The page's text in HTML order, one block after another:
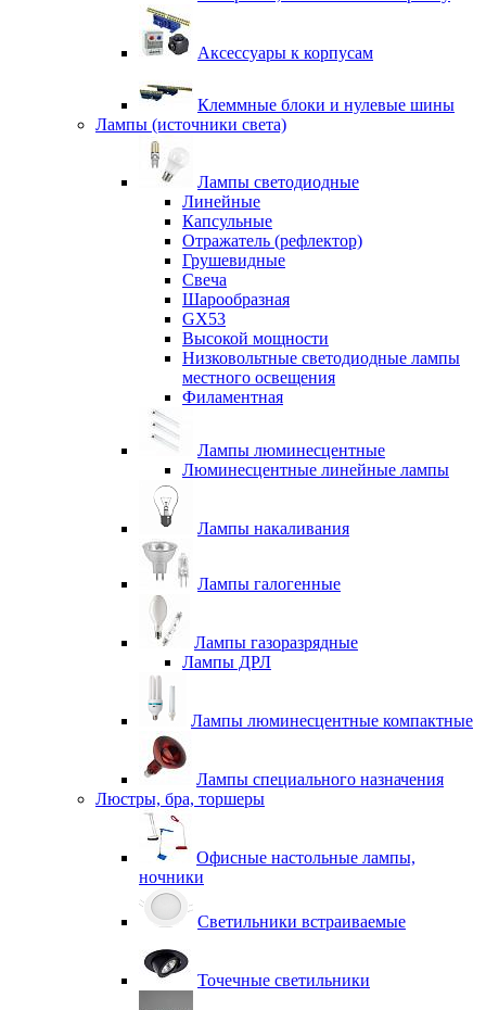
Аксессуары к корпусам
Клеммные блоки и нулевые шины
Лампы (источники света)
Лампы светодиодные
Линейные
Капсульные
Отражатель (рефлектор)
Грушевидные
Свеча
Шарообразная
GX53
Высокой мощности
Низковольтные светодиодные лампы
местного освещения
Филаментная
Лампы люминесцентные
Люминесцентные линейные лампы
Лампы накаливания
Лампы галогенные
Лампы газоразрядные
Лампы ДРЛ
Лампы люминесцентные компактные
Лампы специального назначения
Люстры, бра, торшеры
Офисные настольные лампы,
ночники
Светильники встраиваемые
Точечные светильники